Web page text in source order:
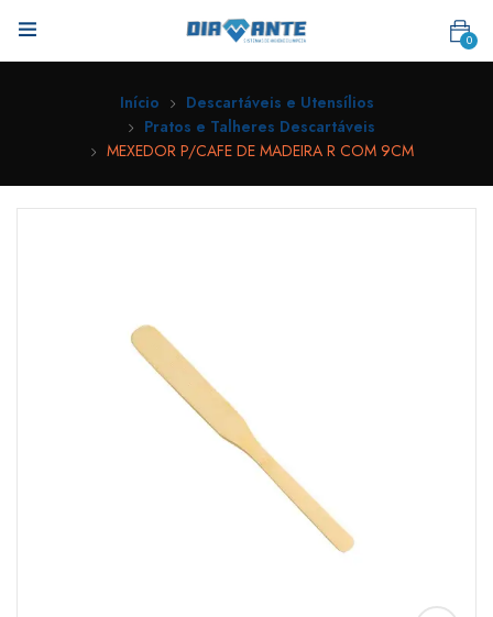
0
Início
Descartáveis e Utensílios
Pratos e Talheres Descartáveis
MEXEDOR P/CAFE DE MADEIRA R COM 9CM